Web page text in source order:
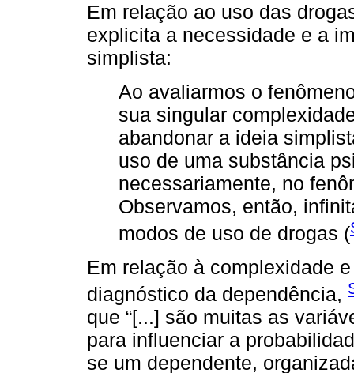
Em relação ao uso das
explicita a necessidade e a
simplista:
Ao avaliarmos o
sua singular
abandonar a ideia
uso de uma substância
necessariamente, no
Observamos, então,
modos de uso de drogas (
Em relação à complexidade
diagnóstico da dependência,
que “[...] são muitas as
para influenciar a
se um dependente,